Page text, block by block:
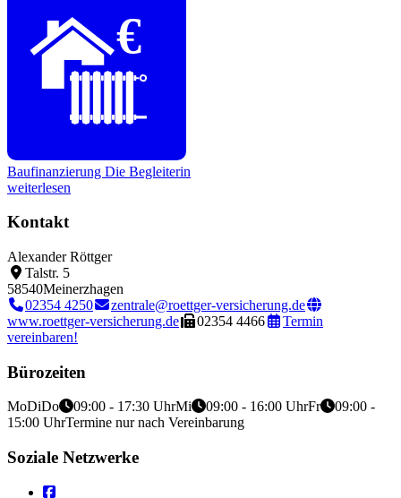
€
Baufinanzierung Die Begleiterin
weiterlesen
Kontakt
Alexander Röttger
Talstr. 5
58540Meinerzhagen
02354 4250
zentrale@roettger-versicherung.de
www.roettger-versicherung.de
02354 4466
Termin
vereinbaren!
Bürozeiten
MoDiDo 09:00 - 17:30 UhrMi 09:00 - 16:00 UhrFr
09:00 -
15:00 UhrTermine nur nach Vereinbarung
Soziale Netzwerke